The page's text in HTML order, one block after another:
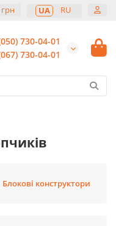
грн UA RU
730-04-01
730-04-01
Блокові конструктори